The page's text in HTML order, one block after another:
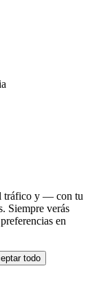
tráfico y — con tu
Siempre verás
en
todo